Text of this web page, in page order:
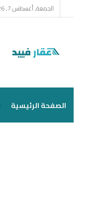
الجمعة, أغسطس 7, 2026
الصفحة الرئيسية